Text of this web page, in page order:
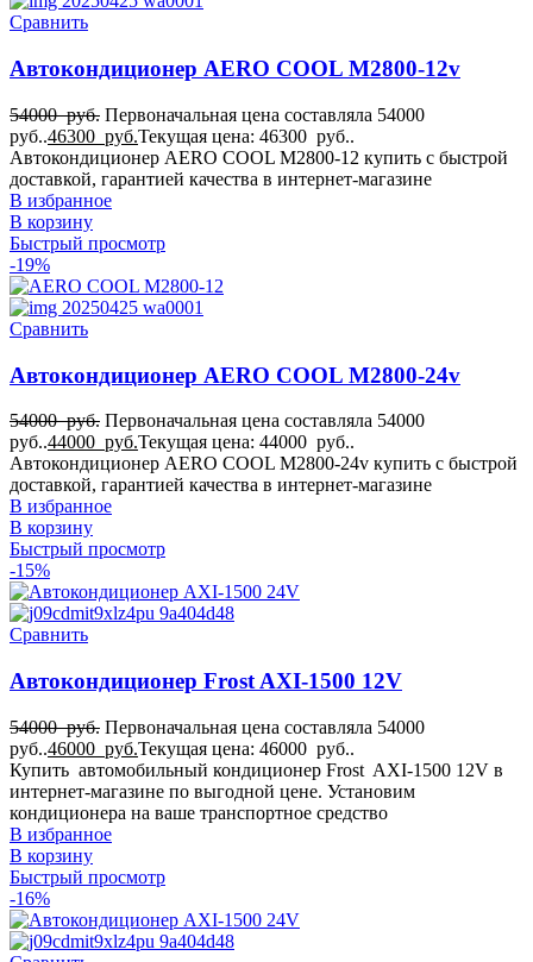
Сравнить
Автокондиционер AERO COOL M2800-12v
54000руб. Первоначальная цена составляла 54000
руб..46300 руб.Текущая цена: 46300 руб..
Автокондиционер AERO COOL M2800-12 купить с быстрой
доставкой, гарантией качества в интернет-магазине
В избранное
В корзину
Быстрый просмотр
-19%
Сравнить
Автокондиционер AERO COOL M2800-24v
54000руб. Первоначальная цена составляла 54000
руб..44000 руб.Текущая цена: 44000 руб..
Автокондиционер AERO COOL M2800-24v купить с быстрой
доставкой, гарантией качества в интернет-магазине
В избранное
В корзину
Быстрый просмотр
-15%
Сравнить
Автокондиционер Frost AXI-1500 12V
54000руб. Первоначальная цена составляла 54000
руб..46000 руб.Текущая цена: 46000 руб..
Купить автомобильный кондиционер Frost AXI-1500 12V в
интернет-магазине по выгодной цене. Установим
кондиционера на ваше транспортное средство
В избранное
В корзину
Быстрый просмотр
-16%